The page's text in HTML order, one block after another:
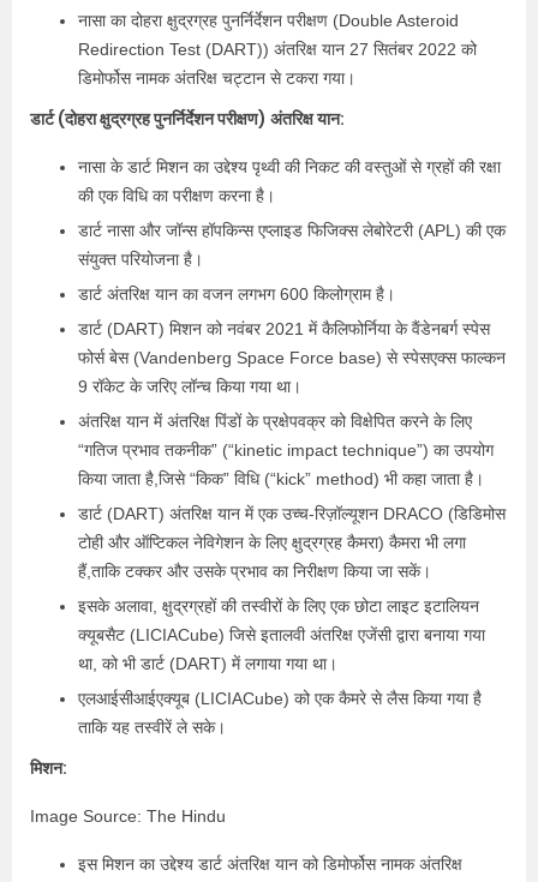
नासा का दोहरा क्षुद्रग्रह पुनर्निर्देशन परीक्षण (Double Asteroid
Redirection Test (DART)) अंतरिक्ष यान 27 सितंबर 2022 को
डिमोर्फोस नामक अंतरिक्ष चट्टान से टकरा गया।
डार्ट (दोहरा क्षुद्रग्रह पुनर्निर्देशन परीक्षण) अंतरिक्ष यान:
नासा के डार्ट मिशन का उद्देश्य पृथ्वी की निकट की वस्तुओं से ग्रहों की रक्षा
की एक विधि का परीक्षण करना है।
डार्ट नासा और जॉन्स हॉपकिन्स एप्लाइड फिजिक्स लेबोरेटरी (APL) की एक
संयुक्त परियोजना है।
डार्ट अंतरिक्ष यान का वजन लगभग 600 किलोग्राम है।
डार्ट (DART) मिशन को नवंबर 2021 में कैलिफोर्निया के वैंडेनबर्ग स्पेस
फोर्स बेस (Vandenberg Space Force base) से स्पेसएक्स फाल्कन
9 रॉकेट के जरिए लॉन्च किया गया था।
अंतरिक्ष यान में अंतरिक्ष पिंडों के प्रक्षेपवक्र को विक्षेपित करने के लिए
“गतिज प्रभाव तकनीक” (“kinetic impact technique”) का उपयोग
किया जाता है,जिसे “किक” विधि (“kick” method) भी कहा जाता है।
डार्ट (DART) अंतरिक्ष यान में एक उच्च-रिज़ॉल्यूशन DRACO (डिडिमोस
टोही और ऑप्टिकल नेविगेशन के लिए क्षुद्रग्रह कैमरा) कैमरा भी लगा
हैं,ताकि टक्कर और उसके प्रभाव का निरीक्षण किया जा सकें।
इसके अलावा, क्षुद्रग्रहों की तस्वीरों के लिए एक छोटा लाइट इटालियन
क्यूबसैट (LICIACube) जिसे इतालवी अंतरिक्ष एजेंसी द्वारा बनाया गया
था, को भी डार्ट (DART) में लगाया गया था।
एलआईसीआईएक्यूब (LICIACube) को एक कैमरे से लैस किया गया है
ताकि यह तस्वीरें ले सके।
मिशन:
Image Source: The Hindu
इस मिशन का उद्देश्य डार्ट अंतरिक्ष यान को डिमोर्फोस नामक अंतरिक्ष